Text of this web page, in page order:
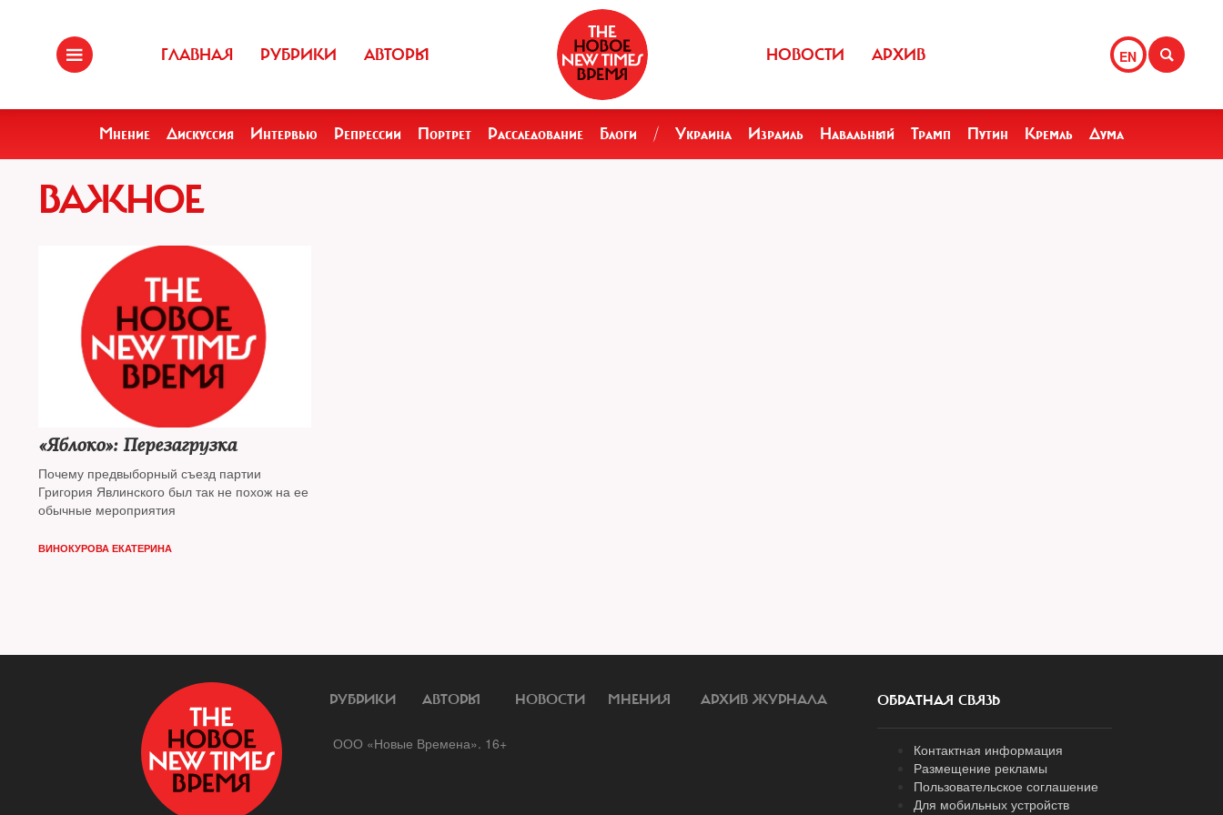
ГЛАВНАЯ РУБРИКИ АВТОРЫ EN
НОВОСТИ АРХИВ
Мнение Дискуссия Интервью Репрессии Портрет Расследование Блоги / Украина Израиль Навальный Трамп Путин Кремль Дума
ВАЖНОЕ
«Яблоко»: Перезагрузка
Почему предвыборный съезд партии
Григория Явлинского был так не похож на ее
обычные мероприятия
ВИНОКУРОВА ЕКАТЕРИНА
РУБРИКИ АВТОРЫ НОВОСТИ МНЕНИЯ АРХИВ ЖУРНАЛА
ООО «Новые Времена». 16+
ОБРАТНАЯ СВЯЗЬ
Контактная информация
Размещение рекламы
Пользовательское соглашение
Для мобильных устройств